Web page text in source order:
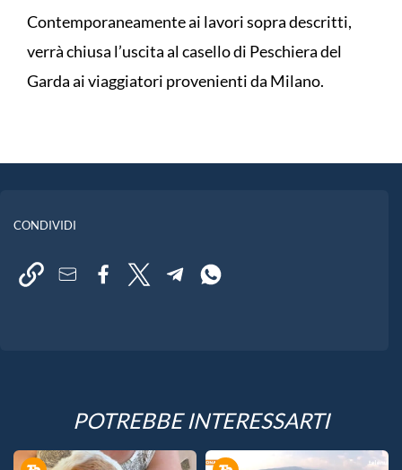
Contemporaneamente ai lavori sopra descritti,
verrà chiusa l’uscita al casello di Peschiera del
Garda ai viaggiatori provenienti da Milano.
CONDIVIDI
POTREBBE INTERESSARTI